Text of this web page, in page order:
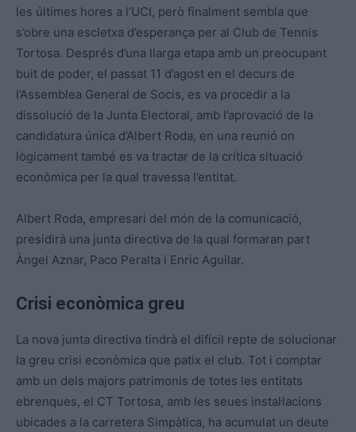
les últimes hores a l’UCI, però finalment sembla que
s’obre una escletxa d’esperança per al Club de Tennis
Tortosa. Després d’una llarga etapa amb un preocupant
buit de poder, el passat 11 d’agost en el decurs de
l’Assemblea General de Socis, es va procedir a la
dissolució de la Junta Electoral, amb l’aprovació de la
candidatura única d’Albert Roda, en una reunió on
lògicament també es va tractar de la crítica situació
econòmica per la qual travessa l’entitat.
Albert Roda, empresari del món de la comunicació,
presidirà una junta directiva de la qual formaran part
Àngel Aznar, Paco Peralta i Enric Aguilar.
Crisi econòmica greu
La nova junta directiva tindrà el difícil repte de solucionar
la greu crisi econòmica que patix el club. Tot i comptar
amb un dels majors patrimonis de totes les entitats
ebrenques, el CT Tortosa, amb les seues instal·lacions
ubicades a la carretera Simpàtica, ha acumulat un deute